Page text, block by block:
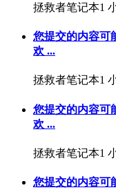
拯救者笔记本1
您提交的内容可
欢 ...
拯救者笔记本1
您提交的内容可
欢 ...
拯救者笔记本1
您提交的内容可